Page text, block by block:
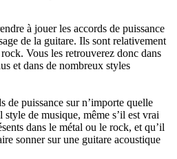
à jouer les accords de puissance
de la guitare. Ils sont relativement
Vous les retrouverez donc dans
et dans de nombreux styles
de puissance sur n’importe quelle
style de musique, même s’il est vrai
dans le métal ou le rock, et qu’il
sonner sur une guitare acoustique